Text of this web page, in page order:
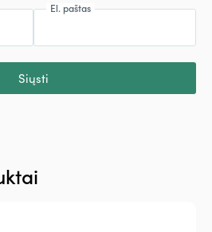
El. paštas
Siųsti